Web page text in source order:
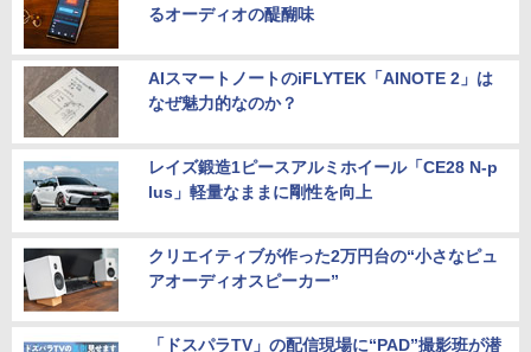
るオーディオの醍醐味
AIスマートノートのiFLYTEK「AINOTE 2」は
なぜ魅力的なのか？
レイズ鍛造1ピースアルミホイール「CE28 N-p
lus」軽量なままに剛性を向上
クリエイティブが作った2万円台の“小さなピュ
アオーディオスピーカー”
「ドスパラTV」の配信現場に“PAD”撮影班が潜